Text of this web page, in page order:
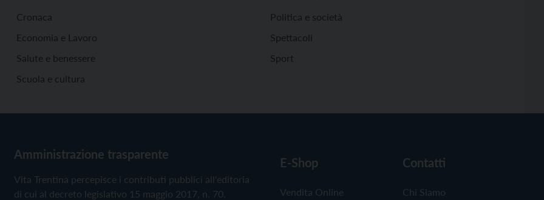
Cronaca
Economia e Lavoro
Salute e benessere
Scuola e cultura
Politica e società
Spettacoli
Sport
Amministrazione trasparente
Vita Trentina percepisce i contributi pubblici all'editoria
di cui al decreto legislativo 15 maggio 2017, n. 70.
E-Shop
Vendita Online
Contatti
Chi Siamo